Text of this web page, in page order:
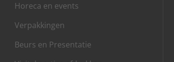
Horeca en events
Verpakkingen
Beurs en Presentatie